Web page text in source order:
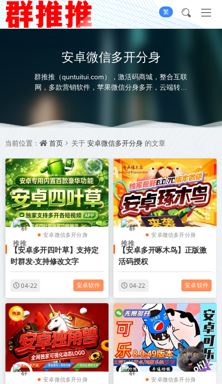
繁
安卓微信多开分身
群推推（quntuitui.com），激活码商城，整合互联
网，多款营销软件，苹果微信分身多开，云端转发
软件，云端秒抢软件，苹果UDID定制服务，本着绿
捷高效的营销工具，打造一站式展示，选品，购
卡，无忧售后，全系自助的软件平台，承诺不满意
就换款，我承诺-我做到
当前位置： 首页 关于 安卓微信多开分身 的文章
安卓微信多开分身
安卓分身软件
【安卓多开四叶草】支持定
时群发-支持修改文字
04-22 安卓软件
安卓微信多开分身
安卓分身软件
【安卓多开啄木鸟】正版激
活码授权
04-22 安卓软件
安卓微信多开分身 安卓微信多开分身